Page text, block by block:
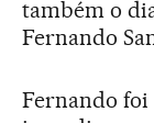
também o
Fernando
Fernando